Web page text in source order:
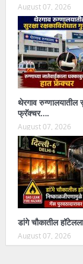
August 07, 2026
थेरगाव रुग्णालयातील
फ्रॅक्चर….
August 07, 2026
डांगे चौकातील
August 07, 2026